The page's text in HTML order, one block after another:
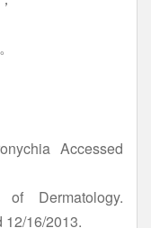
Accessed
Dermatology.
12/16/2013.